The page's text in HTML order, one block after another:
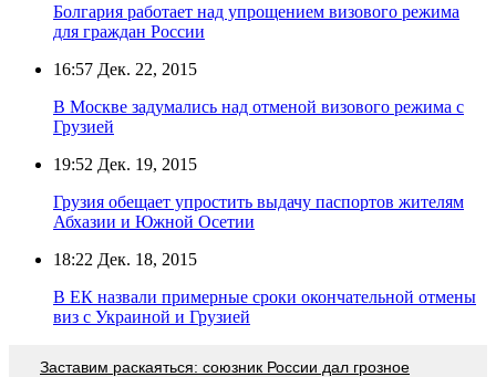
Болгария работает над упрощением визового режима
для граждан России
16:57 Дек. 22, 2015
В Москве задумались над отменой визового режима с
Грузией
19:52 Дек. 19, 2015
Грузия обещает упростить выдачу паспортов жителям
Абхазии и Южной Осетии
18:22 Дек. 18, 2015
В ЕК назвали примерные сроки окончательной отмены
виз с Украиной и Грузией
Заставим раскаяться: союзник России дал грозное